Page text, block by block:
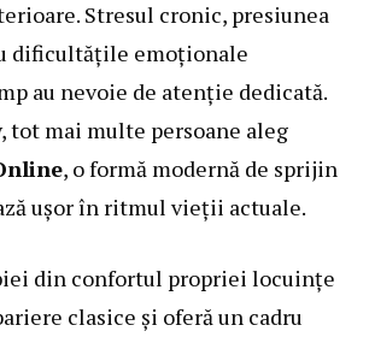
Stresul cronic, presiunea
dificultățile emoționale
au nevoie de atenție dedicată.
tot mai multe persoane aleg
, o formă modernă de sprijin
ușor în ritmul vieții actuale.
din confortul propriei locuințe
clasice și oferă un cadru